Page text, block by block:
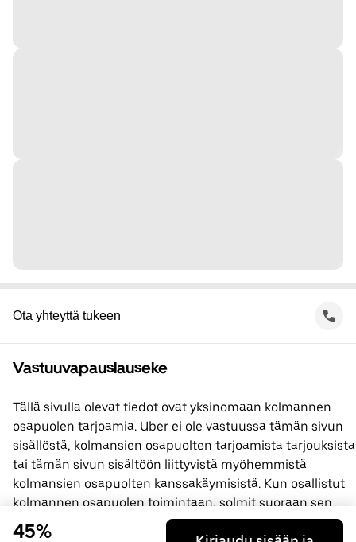
Ota yhteyttä tukeen
Vastuuvapauslauseke
Tällä sivulla olevat tiedot ovat yksinomaan kolmannen
osapuolen tarjoamia. Uber ei ole vastuussa tämän sivun
sisällöstä, kolmansien osapuolten tarjoamista tarjouksista
tai tämän sivun sisältöön liittyvistä myöhemmistä
kolmansien osapuolten kanssakäymisistä. Kun osallistut
kolmannen osapuolen toimintaan, solmit suoraan sen
kanssa sopimuksen, jossa Uber ei ole osapuolena. Jos
45%